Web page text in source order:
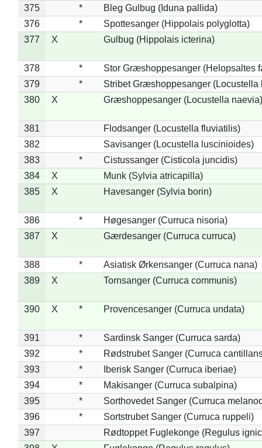
375
*
Bleg Gulbug (Iduna pallida)
376
*
Spottesanger (Hippolais polyglotta)
377
X Gulbug (Hippolais icterina)
378 *
Stor Græshoppesanger (Helopsaltes
379
*
Stribet Græshoppesanger (Locustella
380
X Græshoppesanger (Locustella naevia)
381
Flodsanger (Locustella fluviatilis)
382
Savisanger (Locustella luscinioides)
383
*
Cistussanger (Cisticola juncidis)
384
X
Munk (Sylvia atricapilla)
385
X Havesanger (Sylvia borin)
386 *
Høgesanger (Curruca nisoria)
387
X Gærdesanger (Curruca curruca)
388 *
Asiatisk Ørkensanger (Curruca nana)
389
X Tornsanger (Curruca communis)
390 X * Provencesanger (Curruca undata)
391 *
Sardinsk Sanger (Curruca sarda)
392
*
Rødstrubet Sanger (Curruca
393
*
Iberisk Sanger (Curruca iberiae)
394
*
Makisanger (Curruca subalpina)
395
*
Sorthovedet Sanger (Curruca
396
*
Sortstrubet Sanger (Curruca ruppeli)
397
Rødtoppet Fuglekonge (Regulus